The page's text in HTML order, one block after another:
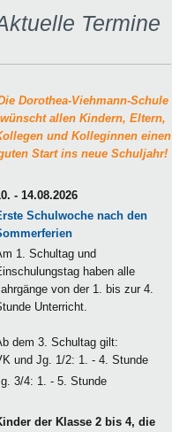
Termine
Dorothea-Viehmann-Schule
wünscht allen Kindern, Eltern,
und Kolleginnen einen
Start ins neue Schuljahr!
- 14.08.2026
Schulwoche nach den
1. Schultag und
haben alle
von der 1. bis zur 4.
Unterricht.
dem 3. Schultag gilt:
und Jg. 1/2: 1. - 4. Stunde
3/4: 1. - 5. Stunde
der Klasse 2 bis 4, die